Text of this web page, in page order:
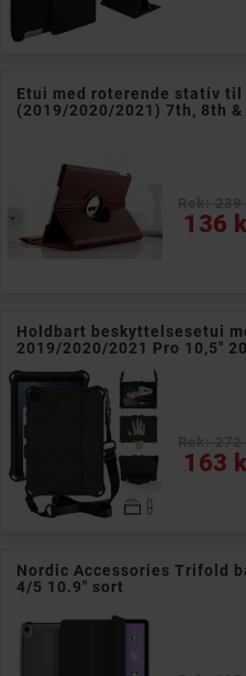
Etui med roterende stativ til
(2019/2020/2021) 7th, 8th
136
Pris
Holdbart beskyttelsesetui
2019/2020/2021 Pro 10,5"
163
Pris
Nordic Accessories Trifold
4/5 10.9" sort